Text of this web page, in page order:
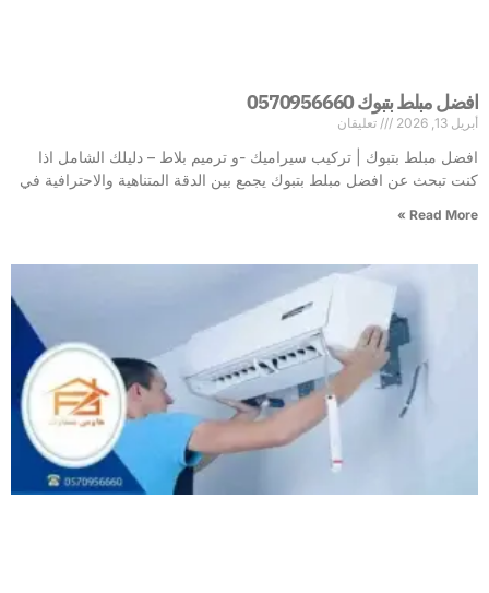
افضل مبلط بتبوك 0570956660
أبريل 13, 2026 تعليقان
افضل مبلط بتبوك | تركيب سيراميك -و ترميم بلاط – دليلك الشامل اذا
كنت تبحث عن افضل مبلط بتبوك يجمع بين الدقة المتناهية والاحترافية في
Read More »